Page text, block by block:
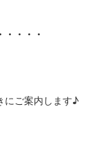
・・・・
にご案内します♪